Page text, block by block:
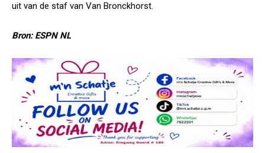
uit van de staf van Van Bronckhorst.
Bron: ESPN NL